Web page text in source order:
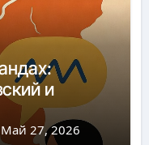
и
Май 27, 2026